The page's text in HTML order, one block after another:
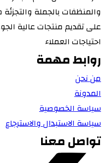
على تقديم منتجات عالية
احتياجات العملاء
روابط مهمة
من نحن
المدونة
سياسة الخصوصية
سياسة الاستبدال والاسترجاع
تواصل معنا